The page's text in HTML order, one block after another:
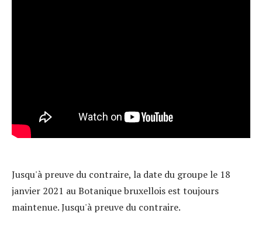
Jusqu'à preuve du contraire, la date du groupe le 18
janvier 2021 au Botanique bruxellois est toujours
maintenue. Jusqu'à preuve du contraire.